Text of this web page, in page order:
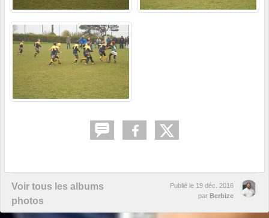
Voir tous les albums
photos
Publié le 19 déc. 2016
par Berbize